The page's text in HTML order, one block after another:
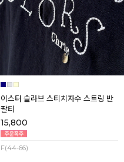
이스터 슬라브 스티치자수 스트링 반
팔티
15,800
F(44-66)